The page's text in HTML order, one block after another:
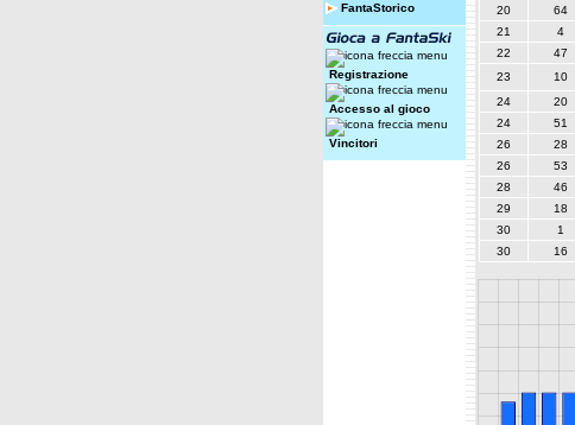
FantaStorico
Registrazione
Accesso al gioco
Vincitori
20
64
21
4
22
47
23
10
24
20
24
51
26
28
26
53
28
46
29
18
30
1
30
16